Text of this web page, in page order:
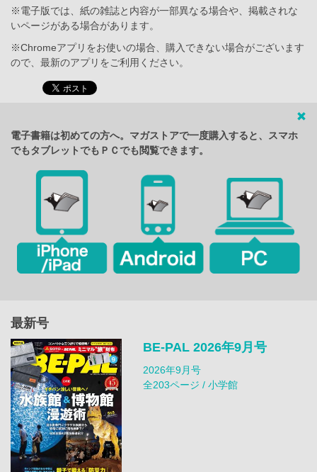
※電子版では、紙の雑誌と内容が一部異なる場合や、掲載されな
いページがある場合があります。
※Chromeアプリをお使いの場合、購入できない場合がございます
ので、最新のアプリをご利用ください。
電子書籍は初めての方へ。マガストアで一度購入すると、スマホ
でもタブレットでもＰＣでも閲覧できます。
最新号
BE-PAL 2026年9月号
2026年9月号
全203ページ / 小学館